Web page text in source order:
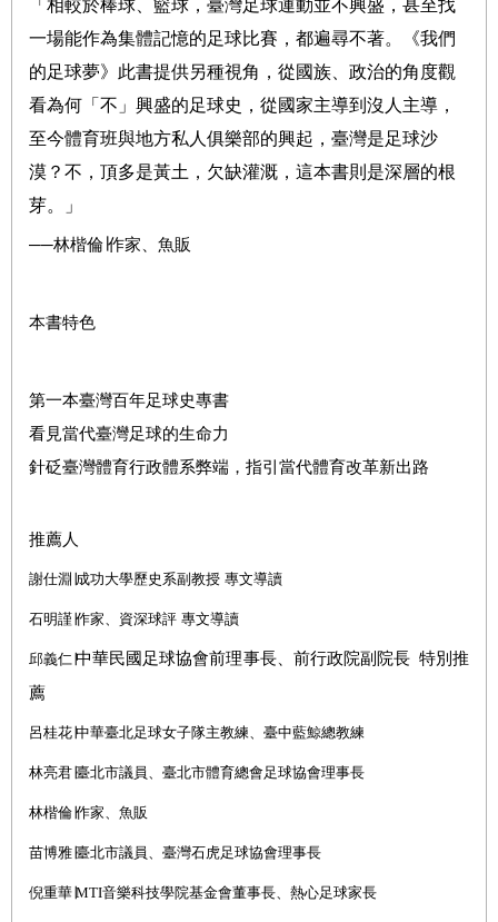
「相較於棒球、籃球，臺灣足球運動並不興盛，甚至找
一場能作為集體記憶的足球比賽，都遍尋不著。《我們
的足球夢》此書提供另種視角，從國族、政治的角度觀
看為何「不」興盛的足球史，從國家主導到沒人主導，
至今體育班與地方私人俱樂部的興起，臺灣是足球沙
漠？不，頂多是黃土，欠缺灌溉，這本書則是深層的根
芽。」
──林楷倫∣作家、魚販
本書特色
第一本臺灣百年足球史專書
看見當代臺灣足球的生命力
針砭臺灣體育行政體系弊端，指引當代體育改革新出路
推薦人
謝仕淵 ∣成功大學歷史系副教授 專文導讀
石明謹∣作家、資深球評 專文導讀
邱義仁 ∣中華民國足球協會前理事長、前行政院副院長 特別推
薦
呂桂花∣中華臺北足球女子隊主教練、臺中藍鯨總教練
林亮君∣臺北市議員、臺北市體育總會足球協會理事長
林楷倫∣作家、魚販
苗博雅∣臺北市議員、臺灣石虎足球協會理事長
倪重華∣MTI音樂科技學院基金會董事長、熱心足球家長